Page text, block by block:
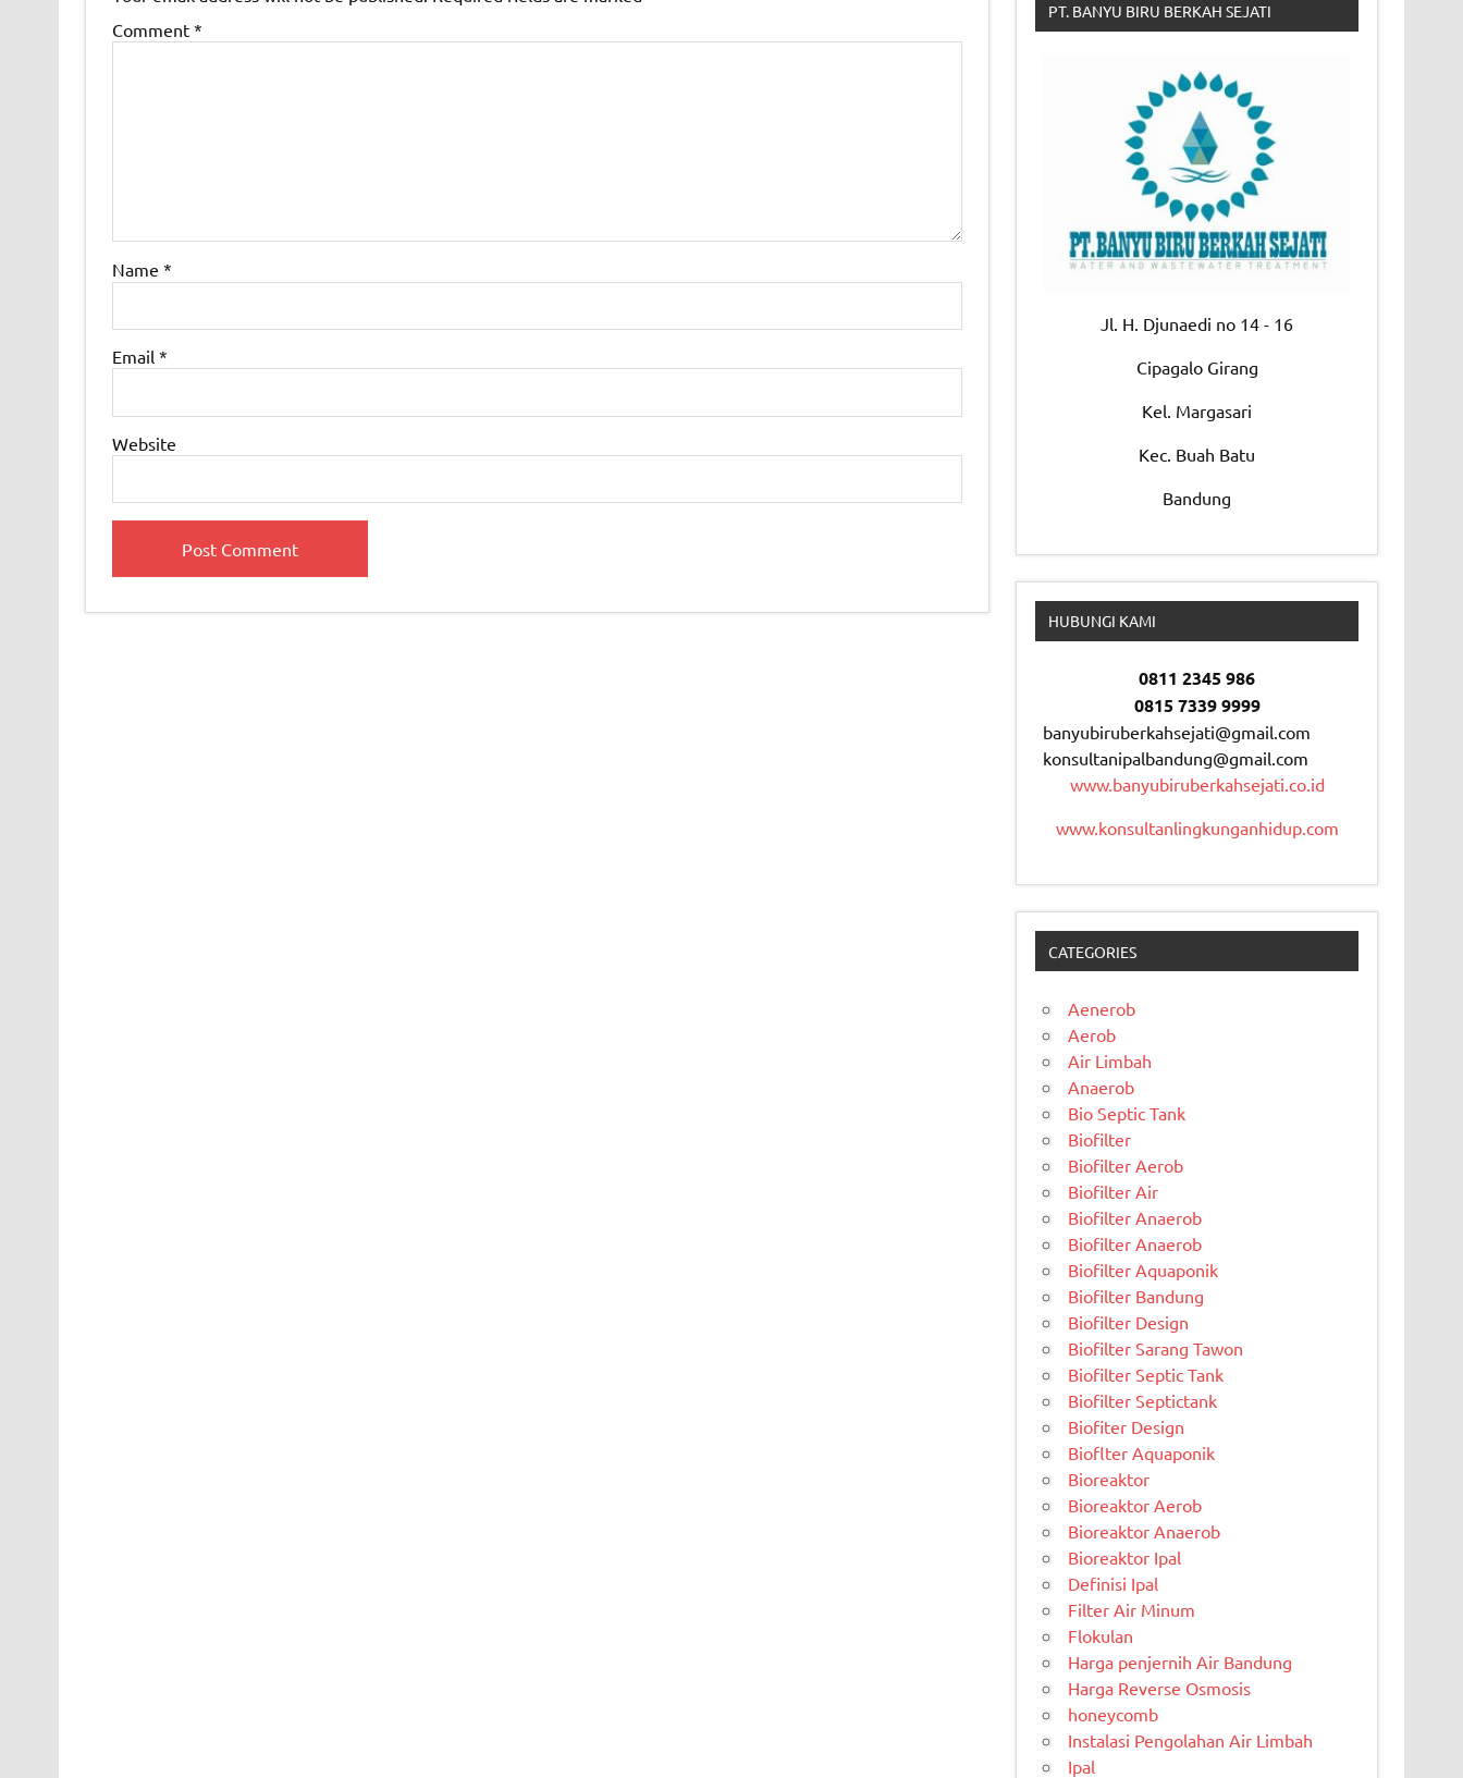
Comment *
Name *
Email *
Website
PT. BANYU BIRU BERKAH SEJATI
Jl. H. Djunaedi no 14 - 16
Cipagalo Girang
Kel. Margasari
Kec. Buah Batu
Bandung
HUBUNGI KAMI
0811 2345 986
0815 7339 9999
banyubiruberkahsejati@gmail.com
konsultanipalbandung@gmail.com
www.banyubiruberkahsejati.co.id
www.konsultanlingkunganhidup.com
CATEGORIES
Aenerob
Aerob
Air Limbah
Anaerob
Bio Septic Tank
Biofilter
Biofilter Aerob
Biofilter Air
Biofilter Anaerob
Biofilter Anaerob
Biofilter Aquaponik
Biofilter Bandung
Biofilter Design
Biofilter Sarang Tawon
Biofilter Septic Tank
Biofilter Septictank
Biofiter Design
Bioflter Aquaponik
Bioreaktor
Bioreaktor Aerob
Bioreaktor Anaerob
Bioreaktor Ipal
Definisi Ipal
Filter Air Minum
Flokulan
Harga penjernih Air Bandung
Harga Reverse Osmosis
honeycomb
Instalasi Pengolahan Air Limbah
Ipal